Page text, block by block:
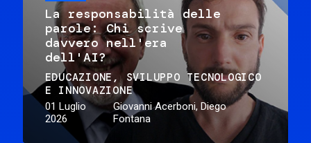
La responsabilità delle
parole: Chi scrive
davvero nell'era
dell'AI?
EDUCAZIONE
SVILUPPO TECNOLOGICO
E INNOVAZIONE
01 Luglio
2026
Giovanni Acerboni, Diego
Fontana